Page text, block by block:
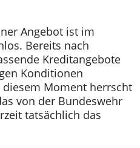
Angebot ist im
Bereits nach
Kreditangebote
Konditionen
diesem Moment herrscht
von der Bundeswehr
tatsächlich das